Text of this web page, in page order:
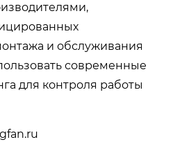
и обслуживания
современные
для контроля работы